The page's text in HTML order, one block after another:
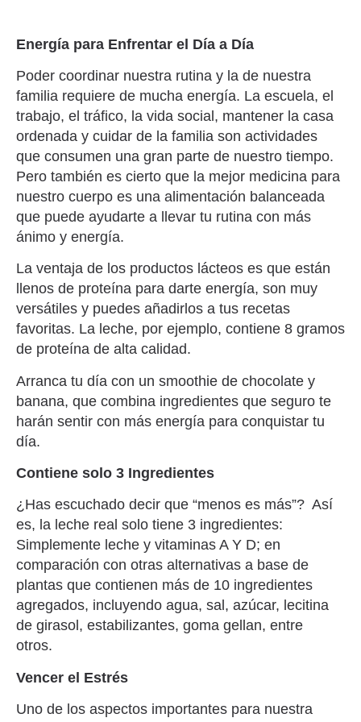
Energía para Enfrentar el Día a Día
Poder coordinar nuestra rutina y la de nuestra
familia requiere de mucha energía. La escuela, el
trabajo, el tráfico, la vida social, mantener la casa
ordenada y cuidar de la familia son actividades
que consumen una gran parte de nuestro tiempo.
Pero también es cierto que la mejor medicina para
nuestro cuerpo es una alimentación balanceada
que puede ayudarte a llevar tu rutina con más
ánimo y energía.
La ventaja de los productos lácteos es que están
llenos de proteína para darte energía, son muy
versátiles y puedes añadirlos a tus recetas
favoritas. La leche, por ejemplo, contiene 8 gramos
de proteína de alta calidad.
Arranca tu día con un smoothie de chocolate y
banana, que combina ingredientes que seguro te
harán sentir con más energía para conquistar tu
día.
Contiene solo 3 Ingredientes
¿Has escuchado decir que “menos es más”? Así
es, la leche real solo tiene 3 ingredientes:
Simplemente leche y vitaminas A Y D; en
comparación con otras alternativas a base de
plantas que contienen más de 10 ingredientes
agregados, incluyendo agua, sal, azúcar, lecitina
de girasol, estabilizantes, goma gellan, entre
otros.
Vencer el Estrés
Uno de los aspectos importantes para nuestra